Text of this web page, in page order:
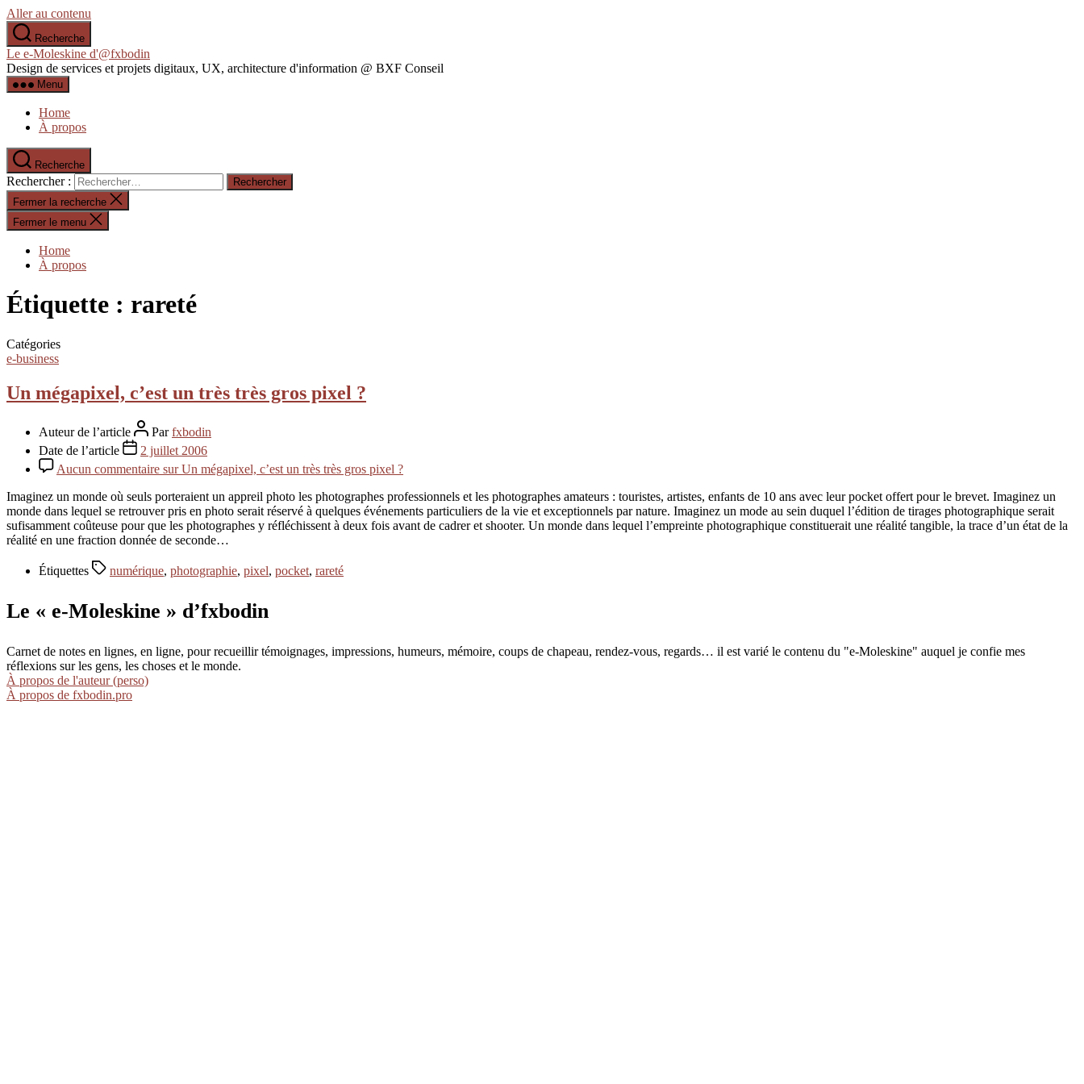
Aller au contenu
Recherche
Le e-Moleskine d'@fxbodin
Design de services et projets digitaux, UX, architecture d'information @ BXF Conseil
Menu
Home
À propos
Recherche
Rechercher :
Fermer la recherche
Fermer le menu
Home
À propos
Étiquette : rareté
Catégories
e-business
Un mégapixel, c’est un très très gros pixel ?
Auteur de l’article Parfxbodin
Date de l’article
2 juillet 2006
Aucun commentaire sur Un mégapixel, c’est un très très gros pixel ?
Imaginez un monde où seuls porteraient un appreil photo les photographes professionnels et les photographes amateurs : touristes, artistes, enfants de 10 ans avec leur pocket offert pour le brevet. Imaginez un
monde dans lequel se retrouver pris en photo serait réservé à quelques événements particuliers de la vie et exceptionnels par nature. Imaginez un mode au sein duquel l’édition de tirages photographique serait
sufisamment coûteuse pour que les photographes y réfléchissent à deux fois avant de cadrer et shooter. Un monde dans lequel l’empreinte photographique constituerait une réalité tangible, la trace d’un état de la
réalité en une fraction donnée de seconde…
Étiquettes numérique, photographie, pixel, pocket, rareté
Le « e-Moleskine » d’fxbodin
Carnet de notes en lignes, en ligne, pour recueillir témoignages, impressions, humeurs, mémoire, coups de chapeau, rendez-vous, regards… il est varié le contenu du "e-Moleskine" auquel je confie mes
réflexions sur les gens, les choses et le monde.
À propos de l'auteur (perso)
À propos de fxbodin.pro